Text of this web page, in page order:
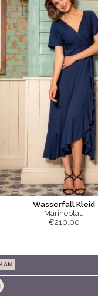
Wasserfall Kleid
Marineblau
€210.00